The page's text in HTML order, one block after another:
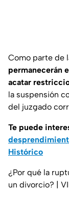
Como parte de
permanecerán
acatar
la suspensión
del juzgado
Te puede
Histórico
¿Por qué la
un divorcio? |